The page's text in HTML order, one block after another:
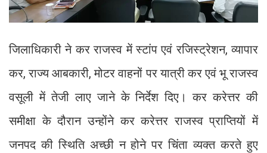
जिलाधिकारी ने कर राजस्व में स्टांप एवं रजिस्ट्रेशन, व्यापार
कर, राज्य आबकारी, मोटर वाहनों पर यात्री कर एवं भू राजस्व
वसूली में तेजी लाए जाने के निर्देश दिए। कर करेत्तर की
समीक्षा के दौरान उन्होंने कर करेत्तर राजस्व प्राप्तियों में
जनपद की स्थिति अच्छी न होने पर चिंता व्यक्त करते हुए